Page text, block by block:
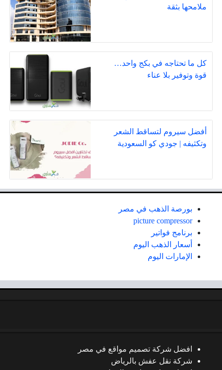
ملامحها بثقة
كل ما تحتاجه في بكج واحد…
قوة وتوفير بلا عناء
أفضل سيروم لتساقط الشعر
وتكثيفه | جودي كو السعودية
بورصة الذهب في مصر
picture compressor
برنامج فواتير
أسعار الذهب اليوم
الإمارات اليوم
افضل شركة تصميم مواقع في مصر
شركة نقل عفش بالرياض